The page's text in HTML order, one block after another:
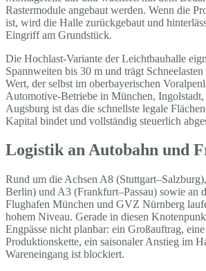
Rastermodule angebaut werden. Wenn die
ist, wird die Halle zurückgebaut und
Eingriff am Grundstück.
Die Hochlast-Variante der Leichtbauhalle
Spannweiten bis 30 m und trägt
Wert, der selbst im oberbayerischen
Automotive-Betriebe in München, Ingolstadt,
Augsburg ist das die schnellste legale
Kapital bindet und vollständig steuerlich
Logistik an Autobahn und
Rund um die Achsen A8
Berlin) und A3 (Frankfurt–Passau) sowie an
Flughafen München und GVZ Nürnberg
hohem Niveau. Gerade in diesen
Engpässe nicht planbar: ein Großauftrag,
Produktionskette, ein saisonaler Anstieg im
Wareneingang ist blockiert.